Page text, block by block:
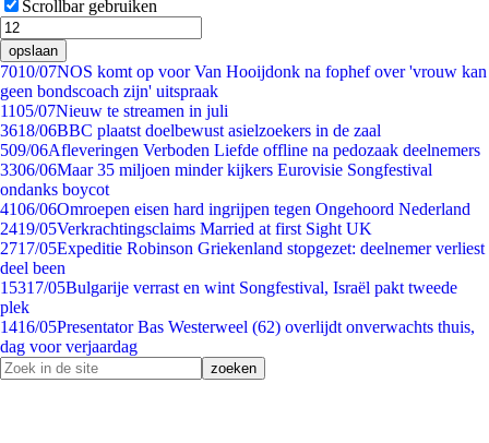
Scrollbar gebruiken
opslaan
7010/07NOS komt op voor Van Hooijdonk na fophef over 'vrouw kan
geen bondscoach zijn' uitspraak
1105/07Nieuw te streamen in juli
3618/06BBC plaatst doelbewust asielzoekers in de zaal
509/06Afleveringen Verboden Liefde offline na pedozaak deelnemers
3306/06Maar 35 miljoen minder kijkers Eurovisie Songfestival
ondanks boycot
4106/06Omroepen eisen hard ingrijpen tegen Ongehoord Nederland
2419/05Verkrachtingsclaims Married at first Sight UK
2717/05Expeditie Robinson Griekenland stopgezet: deelnemer verliest
deel been
15317/05Bulgarije verrast en wint Songfestival, Israël pakt tweede
plek
1416/05Presentator Bas Westerweel (62) overlijdt onverwachts thuis,
dag voor verjaardag